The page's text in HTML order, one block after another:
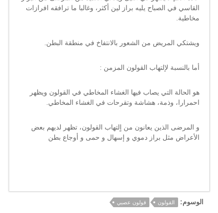
القاسي في الصباح يليه براز لين أكثر، وغالبا ما ترافقه افرازات
مخاطية.
ويشتكي المريض من الشعور بالانتفاخ في منطقة البطن.
أما بالنسبة لإلتهاب القولون المزمن :
هو الحالة التي يصاب فيها الغشاء المخاطي في القولون ويظهر
احمرارا، وذمة، هشاشة وتقرحات في الغشاء المخاطي.
و المرضى الذين يعانون من اٍلتهاب القولون، تظهر لديهم بعض
الأعراض مثل براز دموي و إسهال و حمى و أوجاع بطن
الوسوم: القولون قولون عصبي